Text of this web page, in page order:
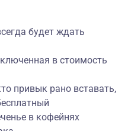
будет ждать
в стоимость
привык рано вставать,
в кофейнях